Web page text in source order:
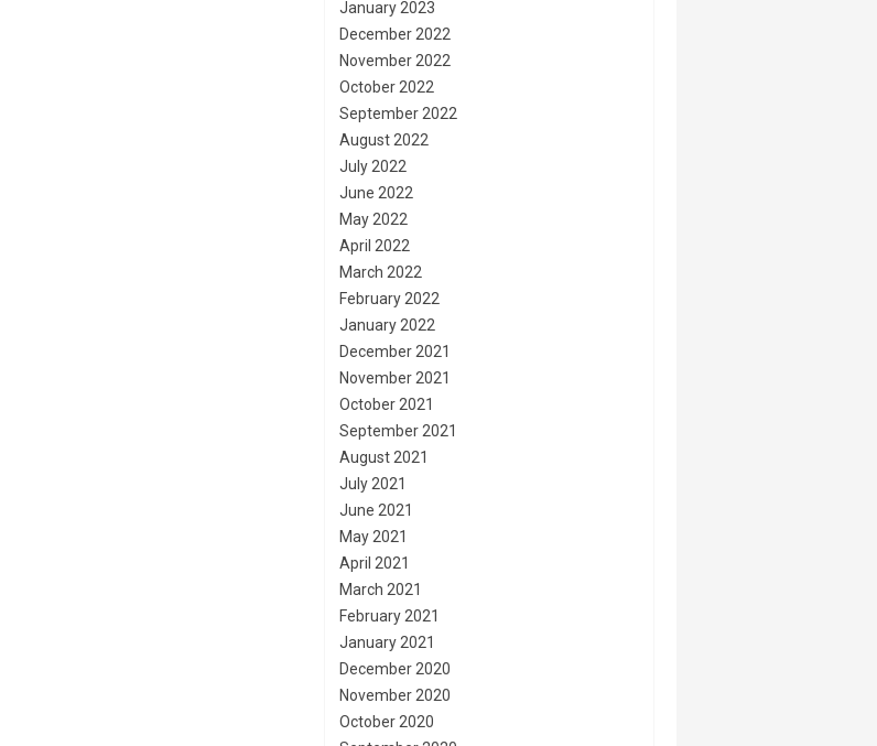
January 2023
December 2022
November 2022
October 2022
September 2022
August 2022
July 2022
June 2022
May 2022
April 2022
March 2022
February 2022
January 2022
December 2021
November 2021
October 2021
September 2021
August 2021
July 2021
June 2021
May 2021
April 2021
March 2021
February 2021
January 2021
December 2020
November 2020
October 2020